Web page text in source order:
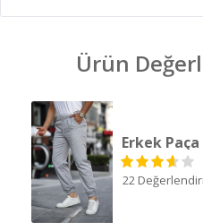
Ürün
22